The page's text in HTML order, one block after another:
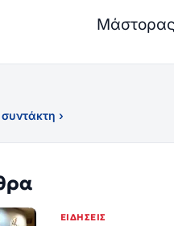
Μάστορας
›
ΕΙΔΉΣΕΙΣ